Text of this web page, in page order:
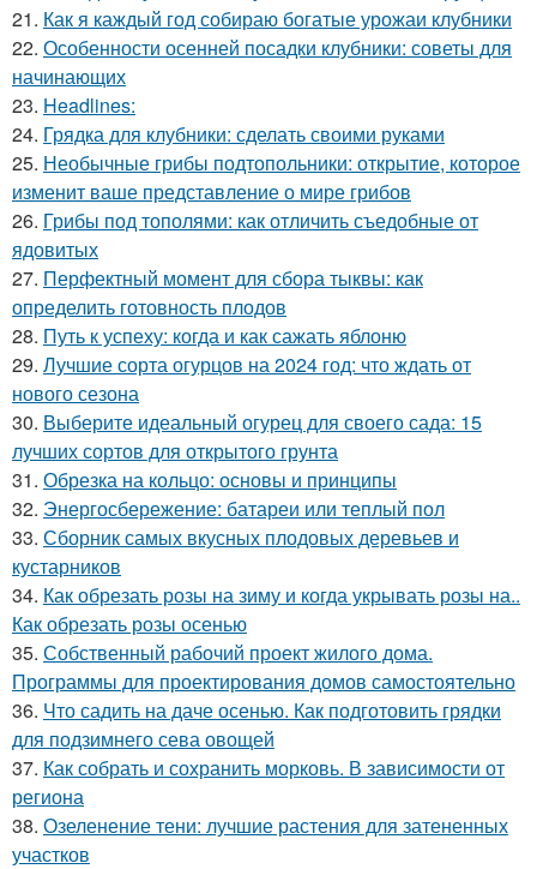
21. Как я каждый год собираю богатые урожаи клубники
22. Особенности осенней посадки клубники: советы для
начинающих
23. Headlines:
24. Грядка для клубники: сделать своими руками
25. Необычные грибы подтопольники: открытие, которое
изменит ваше представление о мире грибов
26. Грибы под тополями: как отличить съедобные от
ядовитых
27. Перфектный момент для сбора тыквы: как
определить готовность плодов
28. Путь к успеху: когда и как сажать яблоню
29. Лучшие сорта огурцов на 2024 год: что ждать от
нового сезона
30. Выберите идеальный огурец для своего сада: 15
лучших сортов для открытого грунта
31. Обрезка на кольцо: основы и принципы
32. Энергосбережение: батареи или теплый пол
33. Сборник самых вкусных плодовых деревьев и
кустарников
34. Как обрезать розы на зиму и когда укрывать розы на..
Как обрезать розы осенью
35. Собственный рабочий проект жилого дома.
Программы для проектирования домов самостоятельно
36. Что садить на даче осенью. Как подготовить грядки
для подзимнего сева овощей
37. Как собрать и сохранить морковь. В зависимости от
региона
38. Озеленение тени: лучшие растения для затененных
участков